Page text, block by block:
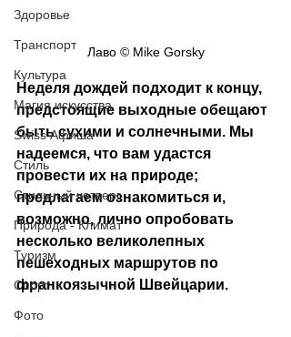
Здоровье
Транспорт
Культура
Магия искусства
Swiss Афиша
Стиль
Стильный четверг
Природа - Климат
Туризм
Спорт
Фото
Лаво © Mike Gorsky
Неделя дождей подходит к концу,
предстоящие выходные обещают
быть сухими и солнечными. Мы
надеемся, что вам удастся
провести их на природе;
предлагаем ознакомиться и,
возможно, лично опробовать
несколько великолепных
пешеходных маршрутов по
франкоязычной Швейцарии.